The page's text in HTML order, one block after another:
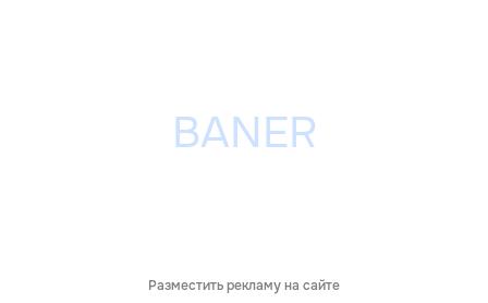
Разместить рекламу на сайте